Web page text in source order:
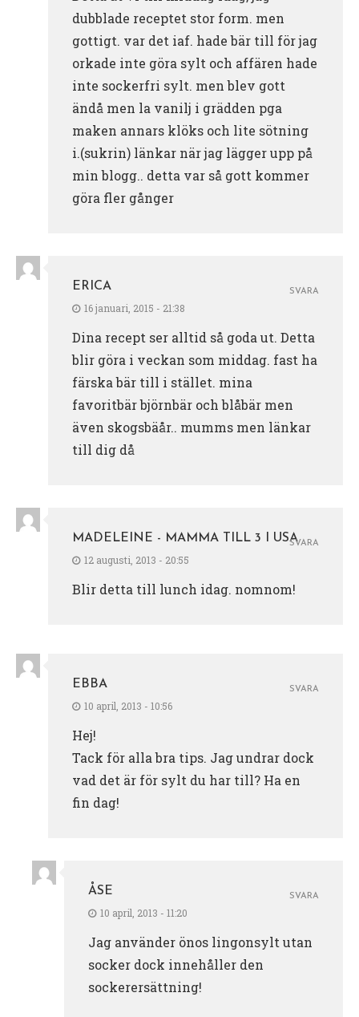
dubblade receptet stor form. men
gottigt. var det iaf. hade bär till för jag
orkade inte göra sylt och affären hade
inte sockerfri sylt. men blev gott
ändå men la vanilj i grädden pga
maken annars klöks och lite sötning
i.(sukrin) länkar när jag lägger upp på
min blogg.. detta var så gott kommer
göra fler gånger
ERICA
16 januari, 2015 - 21:38
Dina recept ser alltid så goda ut. Detta
blir göra i veckan som middag. fast ha
färska bär till i stället. mina
favoritbär björnbär och blåbär men
även skogsbäår.. mumms men länkar
till dig då
SVARA
MADELEINE - MAMMA TILL 3 I USA
12 augusti, 2013 - 20:55
Blir detta till lunch idag. nomnom!
SVARA
EBBA
10 april, 2013 - 10:56
Hej!
Tack för alla bra tips. Jag undrar dock
vad det är för sylt du har till? Ha en
fin dag!
SVARA
ÅSE
10 april, 2013 - 11:20
Jag använder önos lingonsylt utan
socker dock innehåller den
sockerersättning!
SVARA